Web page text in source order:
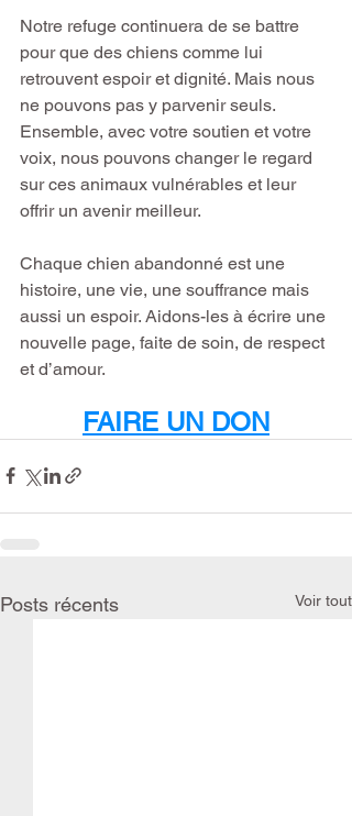
Notre refuge continuera de se battre
pour que des chiens comme lui
retrouvent espoir et dignité. Mais nous
ne pouvons pas y parvenir seuls.
Ensemble, avec votre soutien et votre
voix, nous pouvons changer le regard
sur ces animaux vulnérables et leur
offrir un avenir meilleur.
Chaque chien abandonné est une
histoire, une vie, une souffrance mais
aussi un espoir. Aidons-les à écrire une
nouvelle page, faite de soin, de respect
et d’amour.
FAIRE UN DON
Posts récents Voir tout